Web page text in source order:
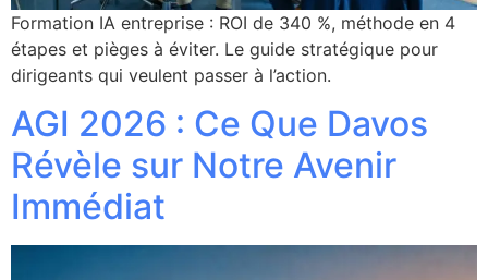
Formation IA entreprise : ROI de 340 %, méthode en 4
étapes et pièges à éviter. Le guide stratégique pour
dirigeants qui veulent passer à l’action.
AGI 2026 : Ce Que Davos
Révèle sur Notre Avenir
Immédiat